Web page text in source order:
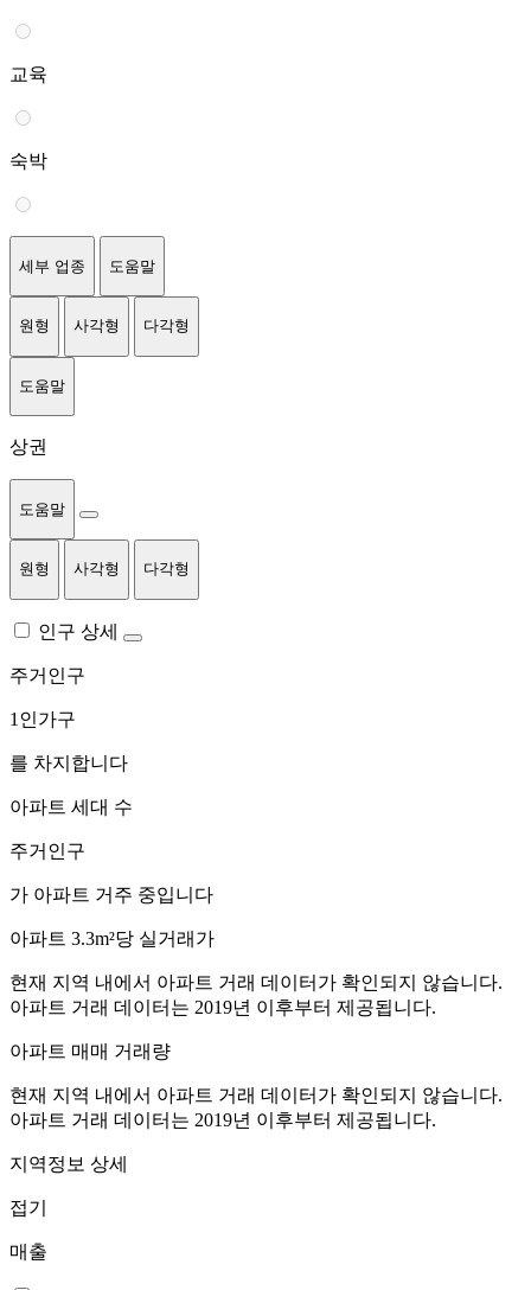
교육
숙박
세부 업종 도움말
원형 사각형 다각형
도움말
상권
도움말
원형 사각형 다각형
인구 상세
주거인구
1인가구
를 차지합니다
아파트 세대 수
주거인구
가 아파트 거주 중입니다
아파트 3.3m²당 실거래가
현재 지역 내에서 아파트 거래 데이터가 확인되지 않습니다.
아파트 거래 데이터는 2019년 이후부터 제공됩니다.
아파트 매매 거래량
현재 지역 내에서 아파트 거래 데이터가 확인되지 않습니다.
아파트 거래 데이터는 2019년 이후부터 제공됩니다.
지역정보 상세
접기
매출